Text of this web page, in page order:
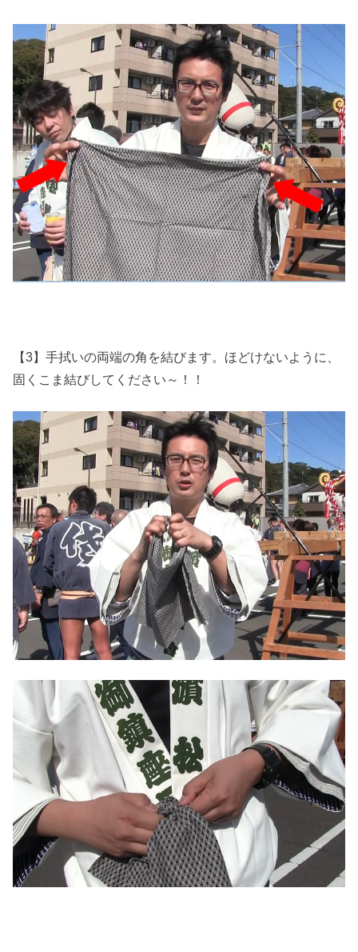
【3】手拭いの両端の角を結びます。ほどけないように、
固くこま結びしてください～！！